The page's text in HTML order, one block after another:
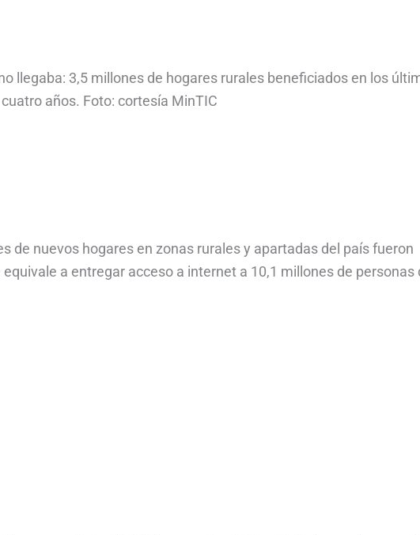
llegaba: 3,5 millones de hogares rurales beneficiados en los
cuatro años. Foto: cortesía MinTIC
de nuevos hogares en zonas rurales y apartadas del país fueron
a entregar acceso a internet a 10,1 millones de personas